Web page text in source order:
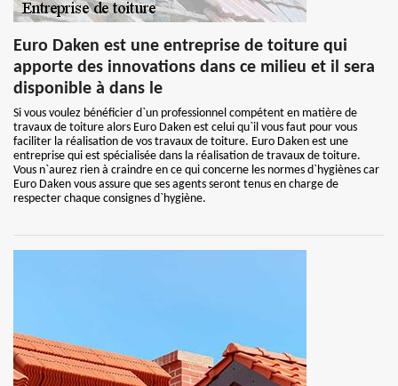
Euro Daken est une entreprise de toiture qui
apporte des innovations dans ce milieu et il sera
disponible à dans le
Si vous voulez bénéficier d`un professionnel compétent en matière de
travaux de toiture alors Euro Daken est celui qu`il vous faut pour vous
faciliter la réalisation de vos travaux de toiture. Euro Daken est une
entreprise qui est spécialisée dans la réalisation de travaux de toiture.
Vous n`aurez rien à craindre en ce qui concerne les normes d`hygiènes car
Euro Daken vous assure que ses agents seront tenus en charge de
respecter chaque consignes d`hygiène.